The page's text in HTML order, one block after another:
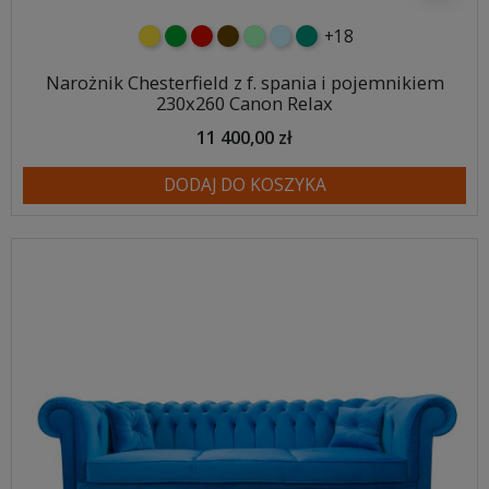
żółtyzielonyczerwony
czekoladowy
miętowybłękitny
turkusowy
+18
Narożnik Chesterfield z f. spania i pojemnikiem
230x260 Canon Relax
11 400,00 zł
DODAJ DO KOSZYKA